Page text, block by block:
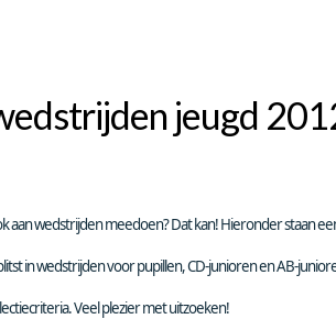
jeugd
aan wedstrijden meedoen? Dat kan! Hieronder staan
in wedstrijden voor pupillen, CD-junioren en AB-
Veel plezier met uitzoeken!